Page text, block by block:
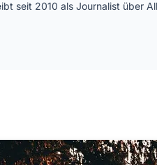
seit 2010 als Journalist über